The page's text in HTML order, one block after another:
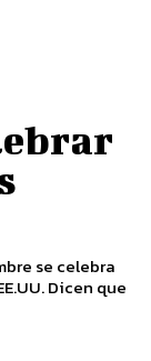
se celebra
Dicen que